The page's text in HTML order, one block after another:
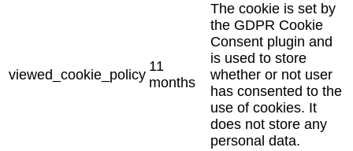
viewed_cookie_policy
11
months
The cookie is set by
the GDPR Cookie
Consent plugin and
is used to store
whether or not user
has consented to the
use of cookies. It
does not store any
personal data.